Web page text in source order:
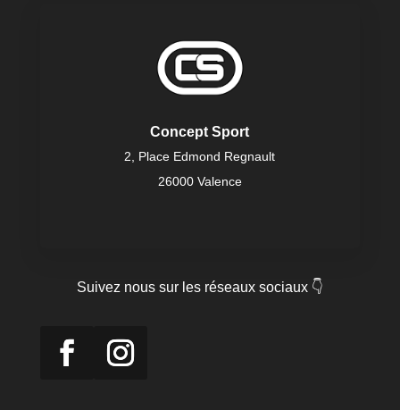
Concept Sport
2, Place Edmond Regnault
26000 Valence
Suivez nous sur les réseaux sociaux 👇